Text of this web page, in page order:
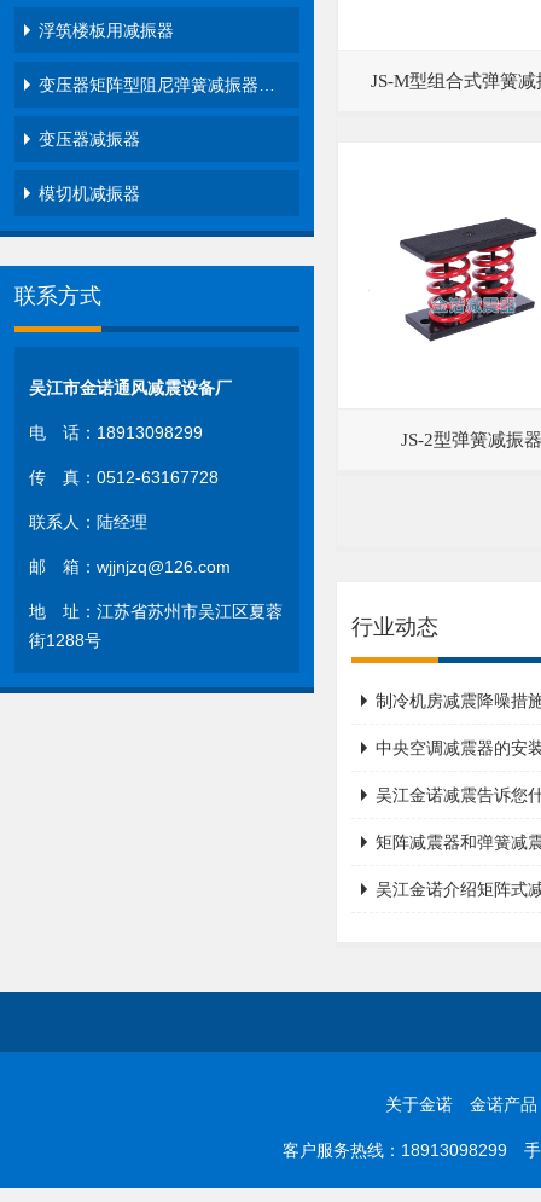
浮筑楼板用减振器
变压器矩阵型阻尼弹簧减振器…
变压器减振器
模切机减振器
联系方式
吴江市金诺通风减震设备厂
电 话：18913098299
传 真：0512-63167728
联系人：陆经理
邮 箱：wjjnjzq@126.com
地 址：江苏省苏州市吴江区夏蓉
街1288号
JS-M型组合式弹簧减
JS-2型弹簧减振器
行业动态
制冷机房减震降噪措
中央空调减震器的安
吴江金诺减震告诉您
矩阵减震器和弹簧减
吴江金诺介绍矩阵式
关于金诺 金诺产品
客户服务热线：18913098299